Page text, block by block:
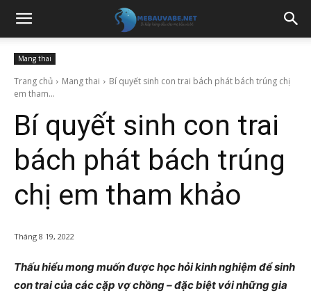
Mang thai
Trang chủ Mang thai
Bí quyết sinh con trai bách phát bách trúng chị
em tham...
Bí quyết sinh con trai
bách phát bách trúng
chị em tham khảo
Tháng 8 19, 2022
Thấu hiểu mong muốn được học hỏi kinh nghiệm để sinh
con trai của các cặp vợ chồng – đặc biệt với những gia